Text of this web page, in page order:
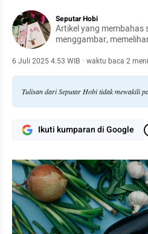
Seputar Hobi
Artikel yang membahas
menggambar,
6 Juli 2025 4:53 WIB · waktu baca 2
Tulisan dari Seputar Hobi tidak mewakili
Ikuti kumparan di Google